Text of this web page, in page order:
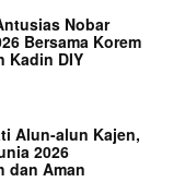
Nobar
Bersama Korem
Kadin DIY
Alun-alun Kajen,
2026
dan Aman